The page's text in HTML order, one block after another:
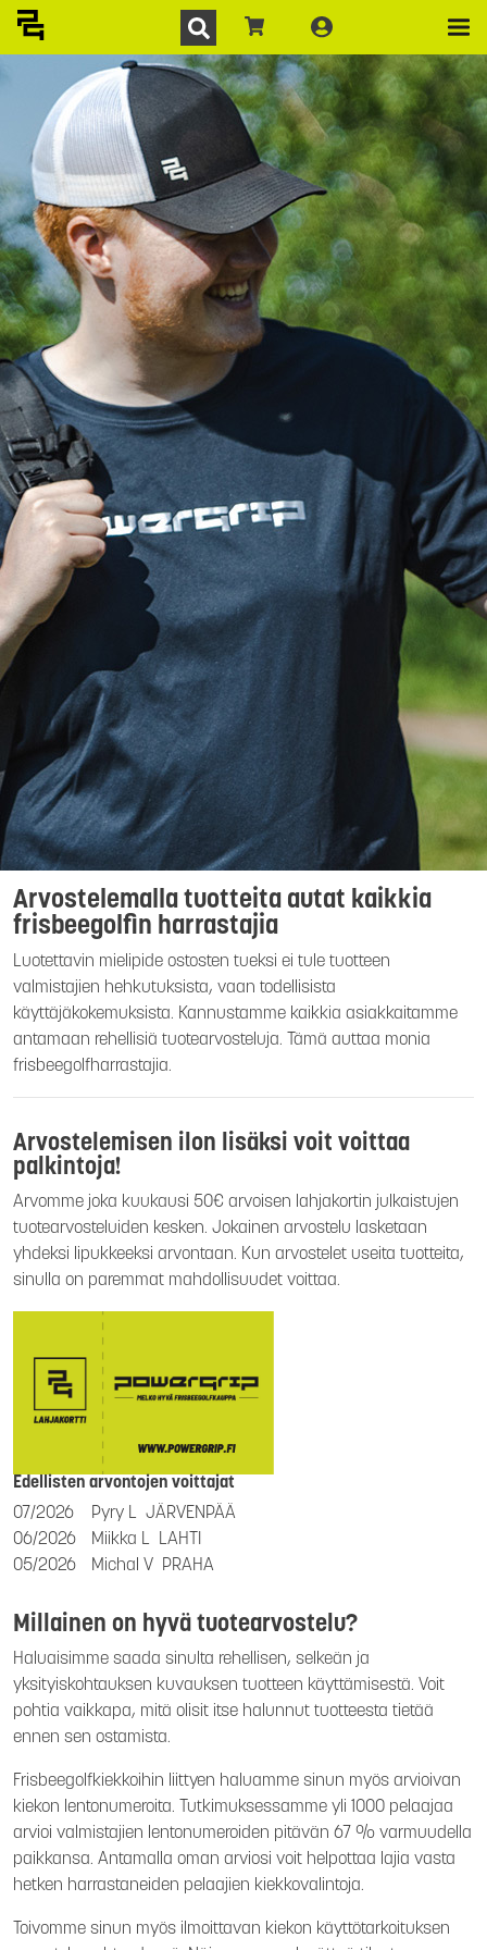
Arvostelemalla tuotteita autat kaikkia
frisbeegolfin harrastajia
Luotettavin mielipide ostosten tueksi ei tule tuotteen
valmistajien hehkutuksista, vaan todellisista
käyttäjäkokemuksista. Kannustamme kaikkia asiakkaitamme
antamaan rehellisiä tuotearvosteluja. Tämä auttaa monia
frisbeegolfharrastajia.
Arvostelemisen ilon lisäksi voit voittaa
palkintoja!
Arvomme joka kuukausi 50€ arvoisen lahjakortin julkaistujen
tuotearvosteluiden kesken. Jokainen arvostelu lasketaan
yhdeksi lipukkeeksi arvontaan. Kun arvostelet useita tuotteita,
sinulla on paremmat mahdollisuudet voittaa.
Edellisten arvontojen voittajat
07/2026
Pyry L JÄRVENPÄÄ
06/2026
Miikka L
LAHTI
05/2026
Michal V PRAHA
Millainen on hyvä tuotearvostelu?
Haluaisimme saada sinulta rehellisen, selkeän ja
yksityiskohtauksen kuvauksen tuotteen käyttämisestä. Voit
pohtia vaikkapa, mitä olisit itse halunnut tuotteesta tietää
ennen sen ostamista.
Frisbeegolfkiekkoihin liittyen haluamme sinun myös arvioivan
kiekon lentonumeroita. Tutkimuksessamme yli 1000 pelaajaa
arvioi valmistajien lentonumeroiden pitävän 67 % varmuudella
paikkansa. Antamalla oman arviosi voit helpottaa lajia vasta
hetken harrastaneiden pelaajien kiekkovalintoja.
Toivomme sinun myös ilmoittavan kiekon käyttötarkoituksen